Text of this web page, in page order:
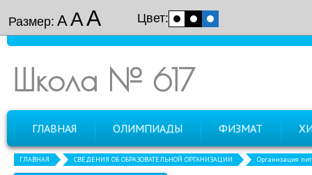
Размер: ААА Цвет:
Школа № 617
ГЛАВНАЯ ОЛИМПИАДЫ ФИЗМАТ
ГЛАВНАЯ СВЕДЕНИЯ ОБ ОБРАЗОВАТЕЛЬНОЙ ОРГАНИЗАЦИИ Организация